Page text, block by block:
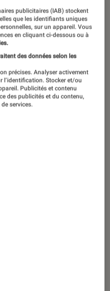
publicitaires (IAB) stockent
que les identifiants uniques
sur un appareil. Vous
en cliquant ci-dessous ou à
des données selon les
précises. Analyser activement
l’identification. Stocker et/ou
Publicités et contenu
des publicités et du contenu,
services.